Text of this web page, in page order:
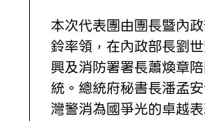
本次代表團由團長暨內
鈴率領，在內政部長劉
興及消防署署長蕭煥章
統。總統府秘書長潘孟
灣警消為國爭光的卓越表